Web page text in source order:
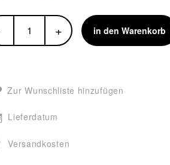
+ in den Warenkorb
Zur Wunschliste hinzufügen
Lieferdatum
Versandkosten